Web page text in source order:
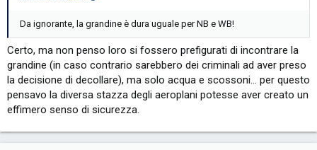
Da ignorante, la grandine è dura uguale per NB e WB!
Certo, ma non penso loro si fossero prefigurati di incontrare la
grandine (in caso contrario sarebbero dei criminali ad aver preso
la decisione di decollare), ma solo acqua e scossoni... per questo
pensavo la diversa stazza degli aeroplani potesse aver creato un
effimero senso di sicurezza.